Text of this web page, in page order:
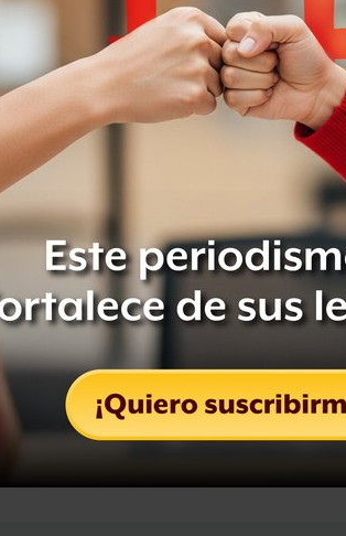
de la Surema Corte de
se pensaba. Sólo hubo un voto en
de las ministras, se supo que
Silva, fue el ministro Salvador
gay.
Compartir Leer después
OCULTAR COMENTARIOS